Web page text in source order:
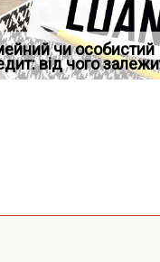
на яких не
апостиль:
практики ВС від
Кравця, що
чи особистий
від чого
Восьмий ААС
підтвердив, що
скас